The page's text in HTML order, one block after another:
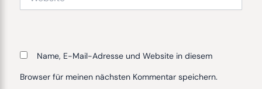
Name, E-Mail-Adresse und Website in diesem
Browser für meinen nächsten Kommentar speichern.